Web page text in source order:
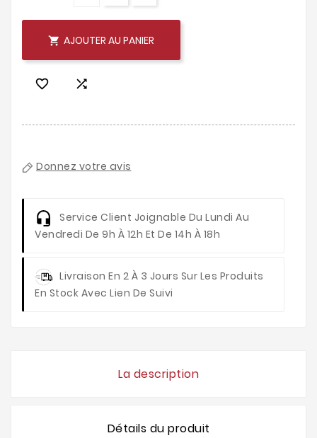
 AJOUTER AU PANIER
 
Donnez votre avis
Service Client Joignable Du Lundi Au
Vendredi De 9h À 12h Et De 14h À 18h
Livraison En 2 À 3 Jours Sur Les Produits
En Stock Avec Lien De Suivi
La description
Détails du produit